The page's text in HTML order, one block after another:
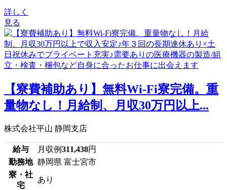
詳しく
見る
【寮費補助あり】無料Wi-Fi寮完備。重
量物なし！月給制、月収30万円以上...
株式会社平山 静岡支店
給与 月収例311,438円
勤務地 静岡県 富士宮市
寮・社
宅
あり